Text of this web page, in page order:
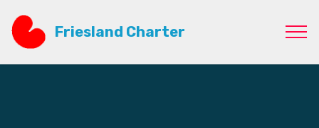
Friesland Charter